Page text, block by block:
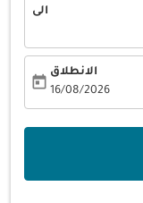
الى
الانطلاق
16/08/2026
today